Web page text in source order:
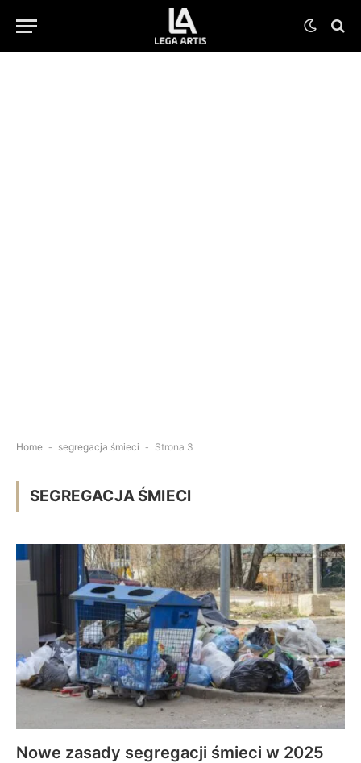
Home - segregacja śmieci - Strona 3
SEGREGACJA ŚMIECI
Nowe zasady segregacji śmieci w 2025